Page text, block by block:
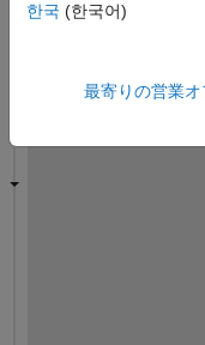
한국 (한국어)
最寄りの営業